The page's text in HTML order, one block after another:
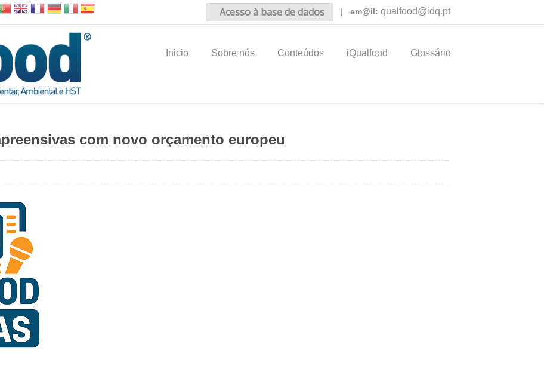
Acesso à base de dados | em@il: qualfood@idq.pt
Inicio Sobre nós Conteúdos iQualfood Glossário
com novo orçamento europeu